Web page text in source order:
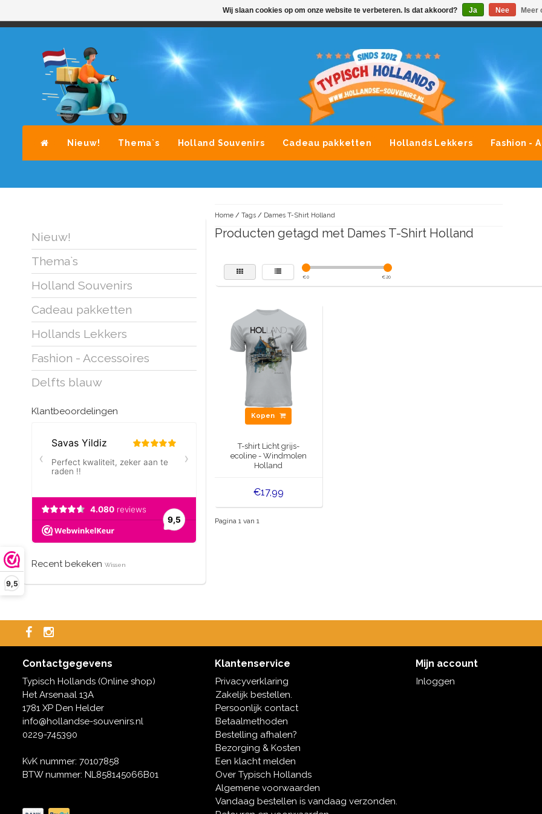
9,5
AVONDLEVERING MOGELIJK ALLE MERKEN SOUVENIRS
Nieuw! Thema`s Holland Souvenirs Cadeau pakketten Hollands Lekkers Fashion -
Nieuw!
Thema`s
Holland Souvenirs
Cadeau pakketten
Hollands Lekkers
Fashion - Accessoires
Delfts blauw
Klantbeoordelingen
Recent bekeken Wissen
Home/ Tags/ Dames T-Shirt Holland
Producten getagd met Dames T-Shirt Holland
€0 €20
Kopen
T-shirt Licht grijs-
ecoline - Windmolen
Holland
€17,99
Pagina 1 van 1
Contactgegevens
Typisch Hollands (Online shop)
Het Arsenaal 13A
1781 XP Den Helder
info@hollandse-souvenirs.nl
0229-745390
KvK nummer: 70107858
BTW nummer: NL858145066B01
Klantenservice
Privacyverklaring
Zakelijk bestellen.
Persoonlijk contact
Betaalmethoden
Bestelling afhalen?
Bezorging & Kosten
Een klacht melden
Over Typisch Hollands
Algemene voorwaarden
Vandaag bestellen is vandaag verzonden.
Mijn account
Inloggen
Wij slaan cookies op om onze website te verbeteren. Is dat akkoord? Ja Nee Meer